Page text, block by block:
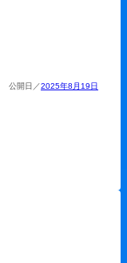
2025年8月19日